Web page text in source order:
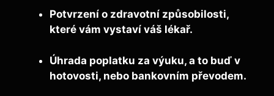
Potvrzení o zdravotní způsobilosti,
které vám vystaví váš lékař.
Úhrada poplatku za výuku, a to buď v
hotovosti, nebo bankovním převodem.